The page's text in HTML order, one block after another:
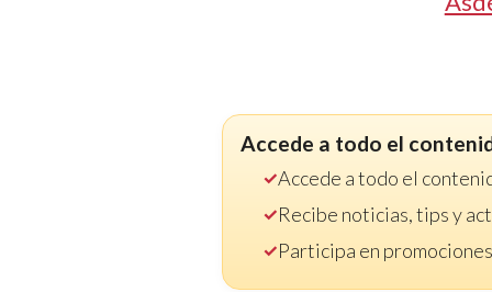
Accede a todo el
Accede a todo el
Recibe noticias, tips y
Participa en